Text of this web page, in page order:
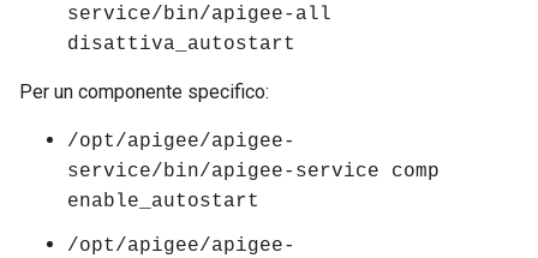
service/bin/apigee-all
disattiva_autostart
Per un componente specifico:
/opt/apigee/apigee-
service/bin/apigee-service comp
enable_autostart
/opt/apigee/apigee-